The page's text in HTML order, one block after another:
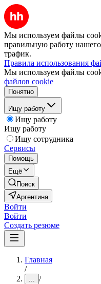
Мы используем файлы
правильную работу нашего
трафик.
Правила использования
Мы используем файлы
файлов cookie
Понятно
Ищу работу
Ищу работу
Ищу работу
Ищу сотрудника
Сервисы
Помощь
Ещё
Поиск
Аргентина
Войти
Войти
Создать резюме
Главная
/
... /